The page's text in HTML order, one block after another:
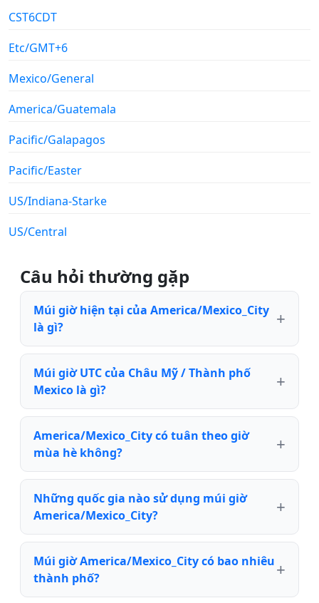
CST6CDT
Etc/GMT+6
Mexico/General
America/Guatemala
Pacific/Galapagos
Pacific/Easter
US/Indiana-Starke
US/Central
Câu hỏi thường gặp
Múi giờ hiện tại của America/Mexico_City
là gì?
Múi giờ UTC của Châu Mỹ / Thành phố
Mexico là gì?
America/Mexico_City có tuân theo giờ
mùa hè không?
Những quốc gia nào sử dụng múi giờ
America/Mexico_City?
Múi giờ America/Mexico_City có bao nhiêu
thành phố?